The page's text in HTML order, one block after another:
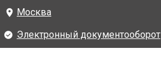
Москва
Электронный документооборот